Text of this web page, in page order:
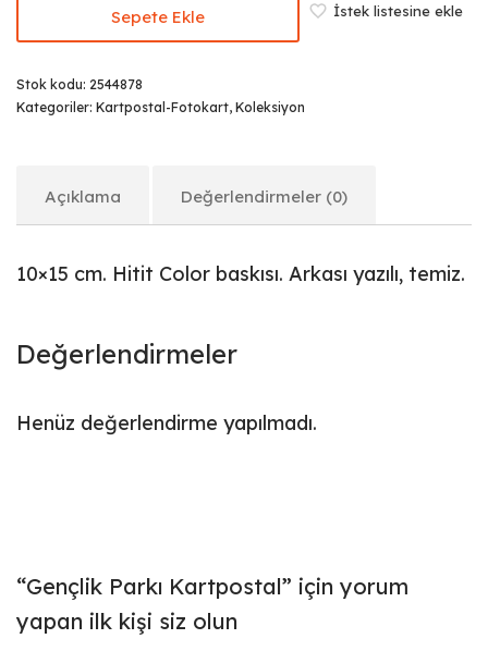
Sepete Ekle İstek listesine ekle
Stok kodu: 2544878
Kategoriler: Kartpostal-Fotokart, Koleksiyon
Açıklama Değerlendirmeler (0)
10×15 cm. Hitit Color baskısı. Arkası yazılı, temiz.
Değerlendirmeler
Henüz değerlendirme yapılmadı.
“Gençlik Parkı Kartpostal” için yorum
yapan ilk kişi siz olun